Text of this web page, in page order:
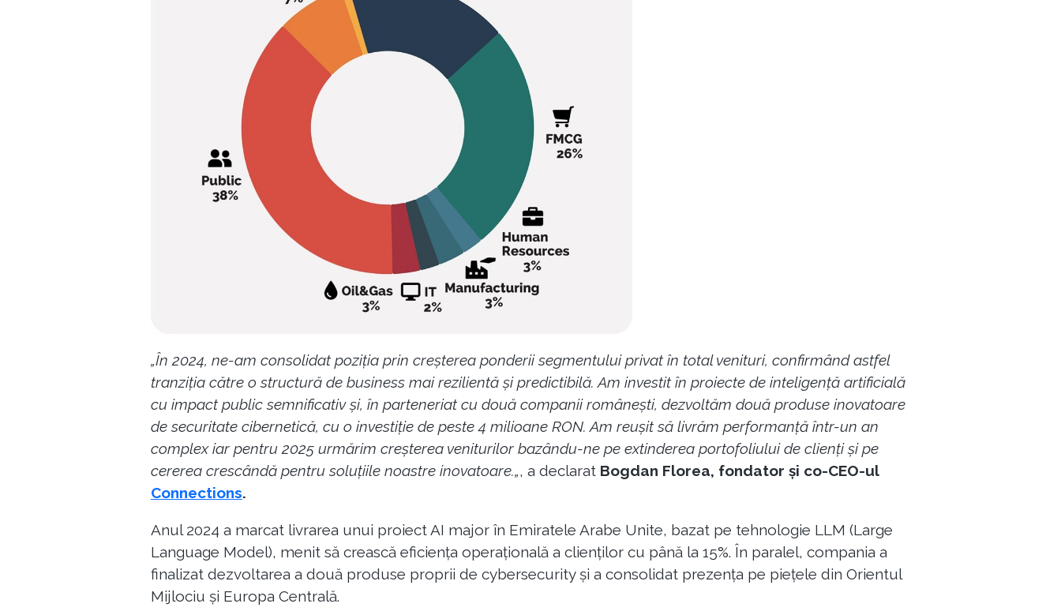
„În 2024, ne-am consolidat poziția prin creșterea ponderii segmentului privat în total venituri, confirmând astfel
tranziția către o structură de business mai rezilientă și predictibilă. Am investit în proiecte de inteligență artificială
cu impact public semnificativ și, în parteneriat cu două companii românești, dezvoltăm două produse inovatoare
de securitate cibernetică, cu o investiție de peste 4 milioane RON. Am reușit să livrăm performanță într-un an
complex iar pentru 2025 urmărim creșterea veniturilor bazându-ne pe extinderea portofoliului de clienți și pe
cererea crescândă pentru soluțiile noastre inovatoare.„, a declarat Bogdan Florea, fondator și co-CEO-ul
Connections.
Anul 2024 a marcat livrarea unui proiect AI major în Emiratele Arabe Unite, bazat pe tehnologie LLM (Large
Language Model), menit să crească eficiența operațională a clienților cu până la 15%. În paralel, compania a
finalizat dezvoltarea a două produse proprii de cybersecurity și a consolidat prezența pe piețele din Orientul
Mijlociu și Europa Centrală.